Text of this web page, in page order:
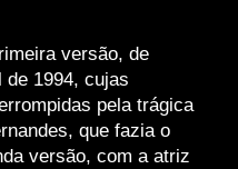
versão, de
de 1994, cujas
pela trágica
que fazia o
versão, com a atriz